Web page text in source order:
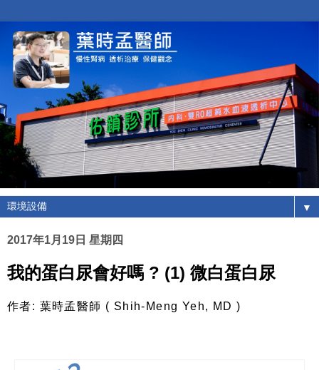
▼
2017年1月19日 星期四
我的蛋白尿會好嗎 ? (1) 微白蛋白尿
作者: 葉時孟醫師 ( Shih-Meng Yeh, MD )